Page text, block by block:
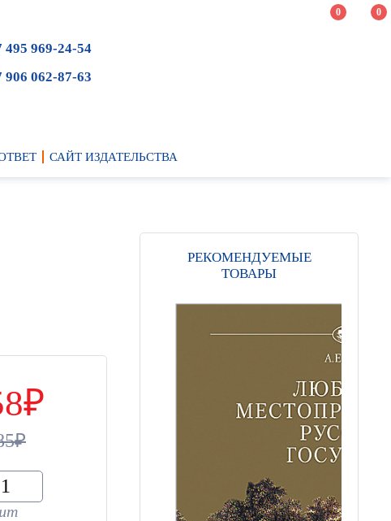
0 0
495 969-24-54
906 062-87-63
САЙТ ИЗДАТЕЛЬСТВА
РЕКОМЕНДУЕМЫЕ
ТОВАРЫ